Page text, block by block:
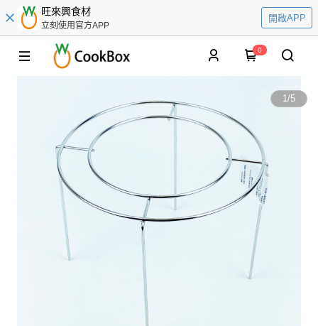
旺來興食材
立刻使用官方APP
開啟APP
0
1/5